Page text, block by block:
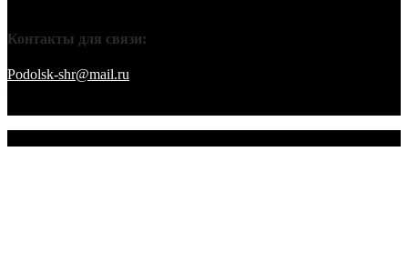
Контакты для связи:
Podolsk-shr@mail.ru